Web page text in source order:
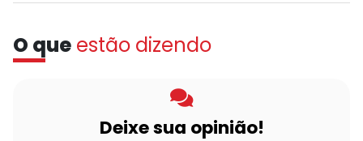
O que estão dizendo
Deixe sua opinião!